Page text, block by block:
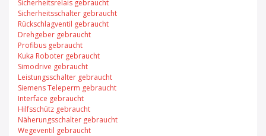
Sicherheitsrelais gebraucht
Sicherheitsschalter gebraucht
Rückschlagventil gebraucht
Drehgeber gebraucht
Profibus gebraucht
Kuka Roboter gebraucht
Simodrive gebraucht
Leistungsschalter gebraucht
Siemens Teleperm gebraucht
Interface gebraucht
Hilfsschütz gebraucht
Näherungsschalter gebraucht
Wegeventil gebraucht